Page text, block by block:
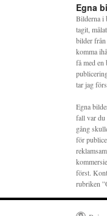
Egna
Bilderna i
tagit,
bilder
komma
få med
tar jag
Egna
fall var du
gång
för
först.
rubriken